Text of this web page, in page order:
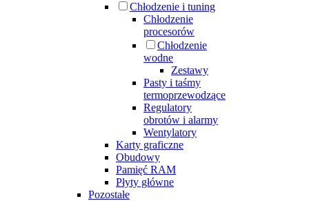
Chłodzenie i tuning
Chłodzenie
procesorów
Chłodzenie
wodne
Zestawy
Pasty i taśmy
termoprzewodzące
Regulatory
obrotów i alarmy
Wentylatory
Karty graficzne
Obudowy
Pamięć RAM
Płyty główne
Pozostałe